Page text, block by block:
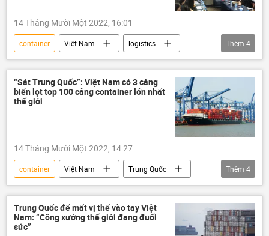
14 Tháng Mười Một 2022, 16:01
container Việt Nam
logistics
quan hệ thương mại
Kinh tế
FDI
GDP
Thêm 4
“Sát Trung Quốc”: Việt Nam có 3 cảng
biển lọt top 100 cảng container lớn nhất
thế giới
14 Tháng Mười Một 2022, 14:27
container Việt Nam
Trung Quốc
Cảng biển
Kinh tế
quan hệ thương mại
logistics
Thêm 4
Trung Quốc để mất vị thế vào tay Việt
Nam: “Công xưởng thế giới đang đuối
sức”